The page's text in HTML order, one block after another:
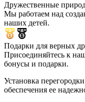
Дружественные
Мы работаем над
наших детей.
Подарки для верных
Присоединяйтесь к
бонусы и подарки.
Установка
обеспечения ее